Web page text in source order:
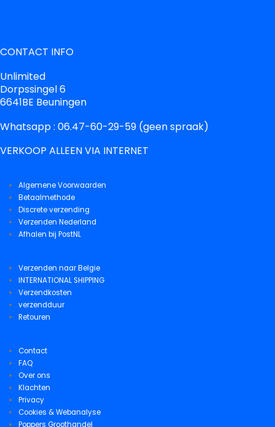
CONTACT INFO
Unlimited
Dorpssingel 6
6641BE Beuningen
Whatsapp : 06.47-60-29-59 (geen spraak)
VERKOOP ALLEEN VIA INTERNET
Algemene Voorwaarden
Betaalmethode
Discrete verzending
Verzenden Nederland
Afhalen bij PostNL
Verzenden naar Belgie
INTERNATIONAL SHIPPING
Verzendkosten
verzendduur
Retouren
Contact
FAQ
Over ons
Klachten
Privacy
Cookies & Webanalyse
Poppers Groothandel